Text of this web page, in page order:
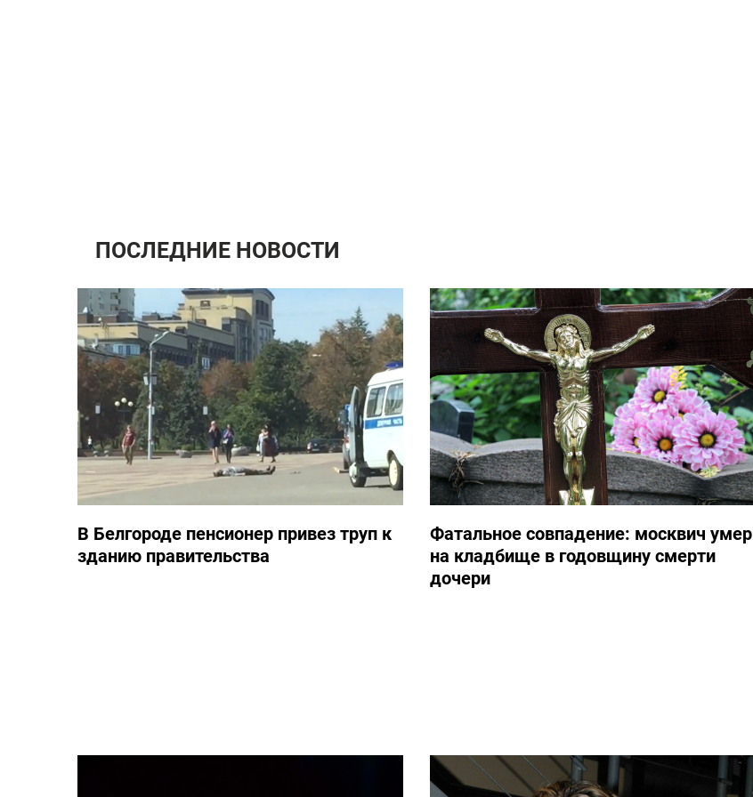
ПОСЛЕДНИЕ НОВОСТИ
В Белгороде пенсионер привез труп к
зданию правительства
Фатальное совпадение: москвич умер
на кладбище в годовщину смерти
дочери